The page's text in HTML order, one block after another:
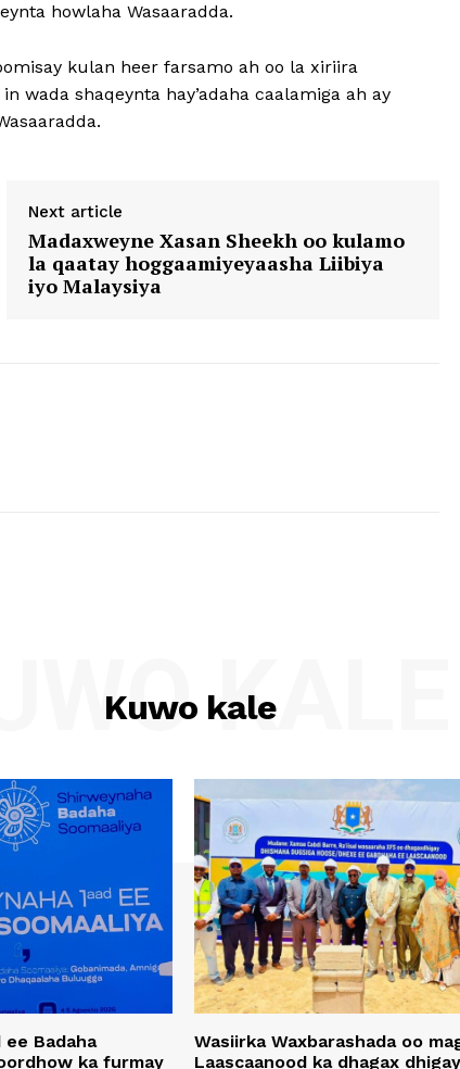
howlaha Wasaaradda.
kulan heer farsamo ah oo la xiriira
wada shaqeynta hay’adaha caalamiga ah ay
Next article
Madaxweyne Xasan Sheekh oo kulamo
la qaatay hoggaamiyeyaasha Liibiya
iyo Malaysiya
Kuwo kaleKALE
Badaha
ka furmay
Wasiirka Waxbarashada oo
Laascaanood ka dhagax dhigay